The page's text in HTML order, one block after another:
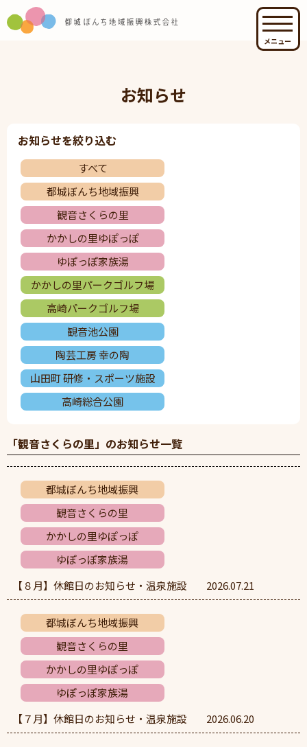
メニュー
お知らせ
お知らせを絞り込む
すべて
都城ぼんち地域振興
観音さくらの里
かかしの里ゆぽっぽ
ゆぽっぽ家族湯
かかしの里パークゴルフ場
高崎パークゴルフ場
観音池公園
陶芸工房 幸の陶
山田町 研修・スポーツ施設
高崎総合公園
「観音さくらの里」のお知らせ一覧
都城ぼんち地域振興
観音さくらの里
かかしの里ゆぽっぽ
ゆぽっぽ家族湯
【８月】休館日のお知らせ・温泉施設
2026.07.21
都城ぼんち地域振興
観音さくらの里
かかしの里ゆぽっぽ
ゆぽっぽ家族湯
【７月】休館日のお知らせ・温泉施設
2026.06.20